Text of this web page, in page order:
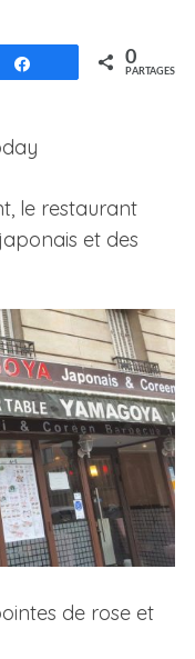
Partagez 0
PARTAGES
le restaurant
et des
de rose et